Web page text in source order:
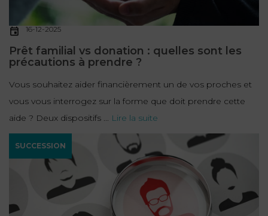
16-12-2025
Prêt familial vs donation : quelles sont les
précautions à prendre ?
Vous souhaitez aider financièrement un de vos proches et
vous vous interrogez sur la forme que doit prendre cette
aide ? Deux dispositifs ... Lire la suite
SUCCESSION